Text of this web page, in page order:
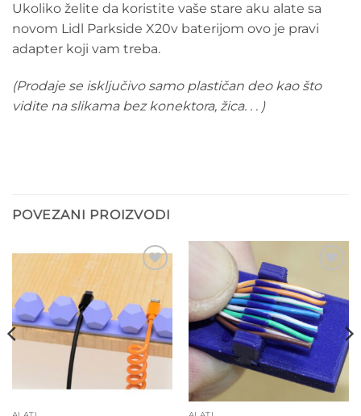
Ukoliko želite da koristite vaše stare aku alate sa
novom Lidl Parkside X20v baterijom ovo je pravi
adapter koji vam treba.
(Prodaje se isključivo samo plastičan deo kao što
vidite na slikama bez konektora, žica. . . )
POVEZANI PROIZVODI
wishlist